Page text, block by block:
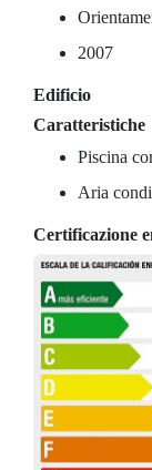
2007
Edificio
Caratteristiche
Piscina
Aria
Certificazione